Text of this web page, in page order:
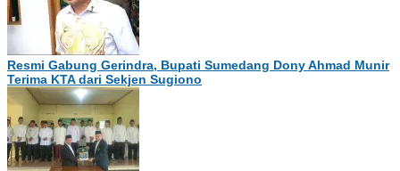
​Resmi Gabung Gerindra, Bupati Sumedang Dony Ahmad Munir
Terima KTA dari Sekjen Sugiono